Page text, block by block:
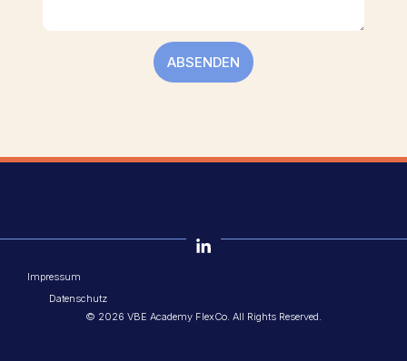
ABSENDEN
Impressum
© 2026 VBE Academy FlexCo. All Rights Reserved.
Datenschutz